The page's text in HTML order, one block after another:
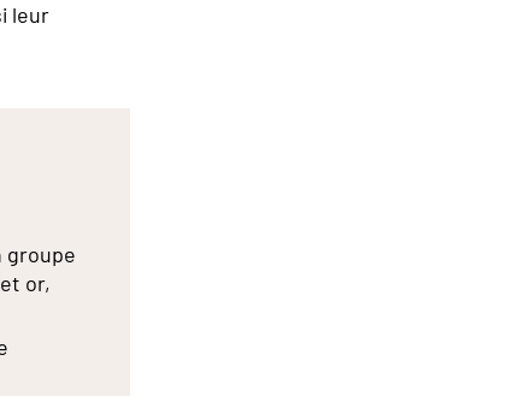
leur
groupe
or,